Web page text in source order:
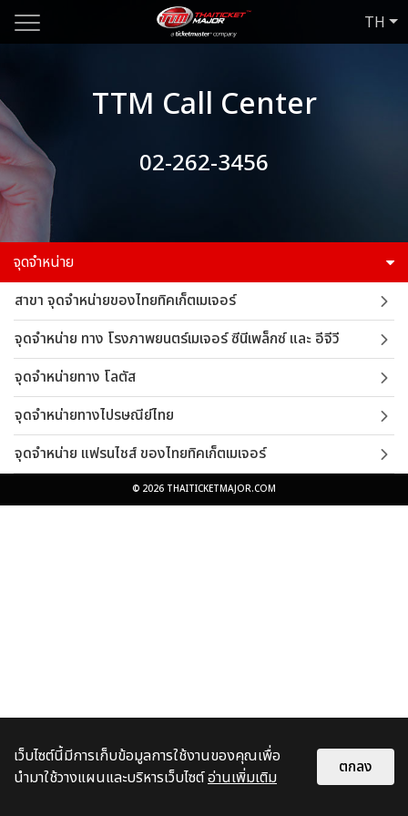
TH
TTM Call Center
02-262-3456
จุดจำหน่าย
สาขา จุดจำหน่ายของไทยทิคเก็ตเมเจอร์
จุดจำหน่าย ทาง โรงภาพยนตร์เมเจอร์ ซีนีเพล็กซ์ และ อีจีวี
จุดจำหน่ายทาง โลตัส
จุดจำหน่ายทางไปรษณีย์ไทย
จุดจำหน่าย แฟรนไชส์ ของไทยทิคเก็ตเมเจอร์
© 2026 THAITICKETMAJOR.COM
เว็บไซต์นี้มีการเก็บข้อมูลการใช้งานของคุณเพื่อ
นำมาใช้วางแผนและบริหารเว็บไซต์อ่านเพิ่มเติม ตกลง